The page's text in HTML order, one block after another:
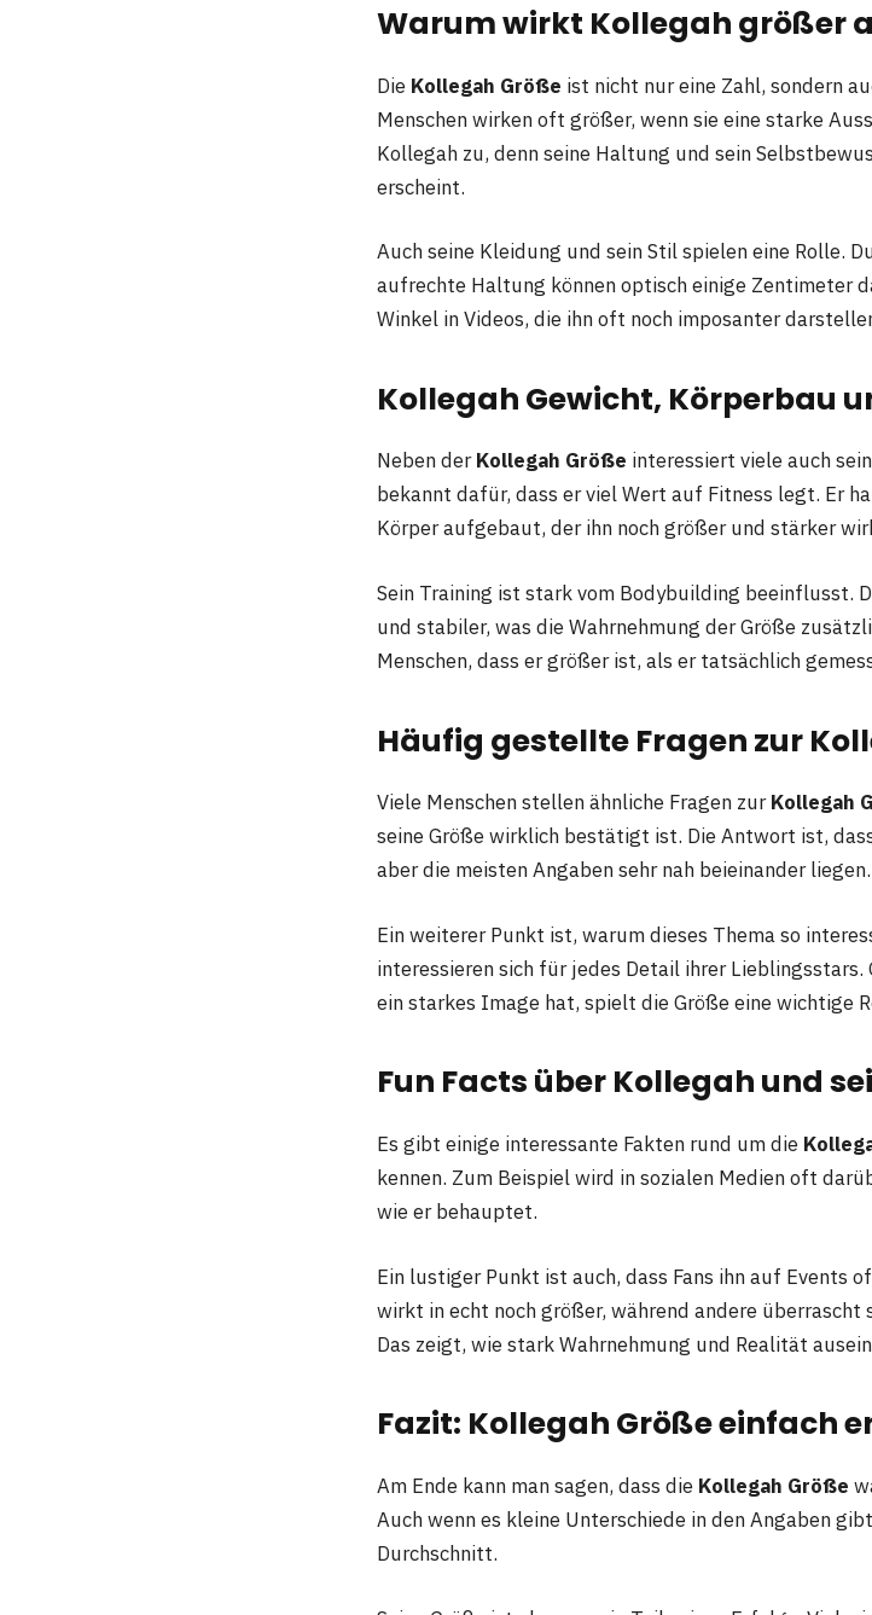
Warum wirkt Kollegah größer
Die Kollegah Größe ist nicht nur eine Zahl, sondern
Menschen wirken oft größer, wenn sie eine starke
Kollegah zu, denn seine Haltung und sein
erscheint.
Auch seine Kleidung und sein Stil spielen eine Rolle.
aufrechte Haltung können optisch einige Zentimeter
Winkel in Videos, die ihn oft noch imposanter
Kollegah Gewicht, Körperbau
Neben derKollegah Größe interessiert viele auch
bekannt dafür, dass er viel Wert auf Fitness legt. Er
Körper aufgebaut, der ihn noch größer und stärker
Sein Training ist stark vom Bodybuilding beeinflusst.
und stabiler, was die Wahrnehmung der Größe
Menschen, dass er größer ist, als er tatsächlich
Häufig gestellte Fragen zur
Viele Menschen stellen ähnliche Fragen zurKollegah
seine Größe wirklich bestätigt ist. Die Antwort ist,
aber die meisten Angaben sehr nah beieinander liegen.
Ein weiterer Punkt ist, warum dieses Thema so
interessieren sich für jedes Detail ihrer
ein starkes Image hat, spielt die Größe eine wichtige
Fun Facts über Kollegah und
Es gibt einige interessante Fakten rund um die
kennen. Zum Beispiel wird in sozialen Medien oft
wie er behauptet.
Ein lustiger Punkt ist auch, dass Fans ihn auf Events
wirkt in echt noch größer, während andere überrascht
Das zeigt, wie stark Wahrnehmung und Realität
Fazit: Kollegah Größe einfach
Am Ende kann man sagen, dass die Kollegah Größe
Auch wenn es kleine Unterschiede in den Angaben
Durchschnitt.